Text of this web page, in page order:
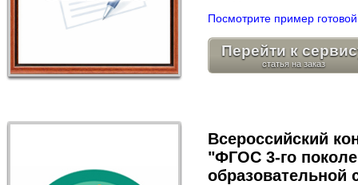
Посмотрите пример
Перейти к
статья на заказ
Всероссийский
"ФГОС 3-го
образовательной